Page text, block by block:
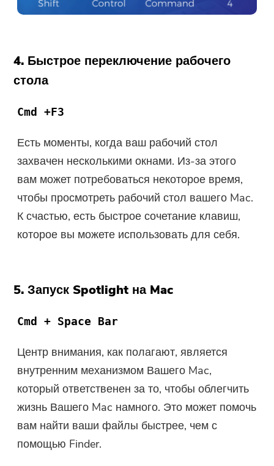
4. Быстрое переключение рабочего
стола
Cmd +F3
Есть моменты, когда ваш рабочий стол
захвачен несколькими окнами. Из-за этого
вам может потребоваться некоторое время,
чтобы просмотреть рабочий стол вашего Mac.
К счастью, есть быстрое сочетание клавиш,
которое вы можете использовать для себя.
5. Запуск Spotlight на Mac
Cmd + Space Bar
Центр внимания, как полагают, является
внутренним механизмом Вашего Mac,
который ответственен за то, чтобы облегчить
жизнь Вашего Mac намного. Это может помочь
вам найти ваши файлы быстрее, чем с
помощью Finder.